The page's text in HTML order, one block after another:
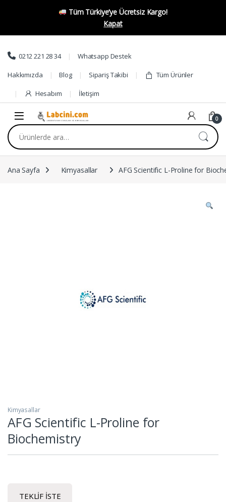
Tüm Türkiye’ye Ücretsiz Kargo!
Kapat
Skip to navigation
Skip to content
0212 221 28 34 Whatsapp Destek
Hakkımızda Blog Sipariş Takibi Tüm Ürünler
Hesabım İletişim
0
Ara:
Ana Sayfa Kimyasallar AFG Scientific L-Proline for
Kimyasallar
AFG Scientific L-Proline for
Biochemistry
TEKLIF İSTE